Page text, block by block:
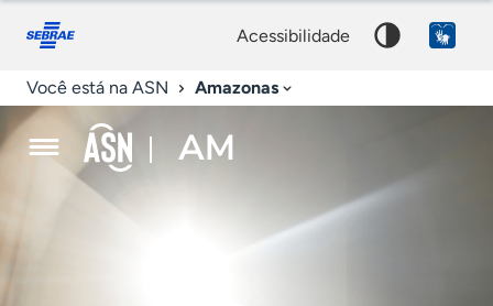
Fale
conosco
Acessibilidade
acessibilidade
Você está na ASN Amazonas
Sebrae
de
Notícias
Palavra
chave
AM